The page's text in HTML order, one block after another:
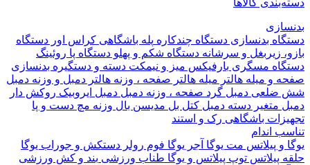
کالاها
بدنسازیدستگاه چندکارهپله باشگاهیکراس اوردستگاه
زیربغل و سرشانه دستگاه شکم و پهلودستگاه پاروئینگ
مسگریبارفیکسمیز و نیمکتدسته و دستگیره بدنسازی
و میله هالتر میله هالتر صفحه ، وزنه هالتر دمبل و وزنه دمبل
دمبل گرد صفحه ، وزنه دمبل دمبل ایروبیک روکش دار
متغیردسته دمبل کتل بلمدیسن بالوزنه مچ دست و پا
باشگاهیرک و استند
اندام
و پیلاتسمت یوگاآجر یوگا فوم رولر دستکش و جوراب یوگا
پیلاتستوپ پیلاتس و یوگاطناب ورزشی بند و کش ورزشی